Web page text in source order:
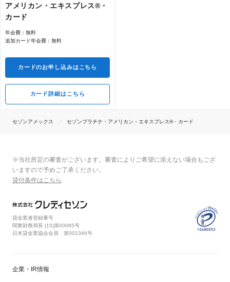
アメリカン・エキスプレス®・
カード
年会費：無料
追加カード年会費：無料
カードのお申し込みはこちら
カード詳細はこちら
セゾンアメックス セゾンプラチナ・アメリカン・エキスプレス®・カード
※当社所定の審査がございます。審査によりご希望に添えない場合もござ
いますので予めご了承ください。
貸付条件はこちら
貸金業者登録番号
関東財務局長 (15)第00085号
日本貸金業協会会員 第002346号
企業・IR情報